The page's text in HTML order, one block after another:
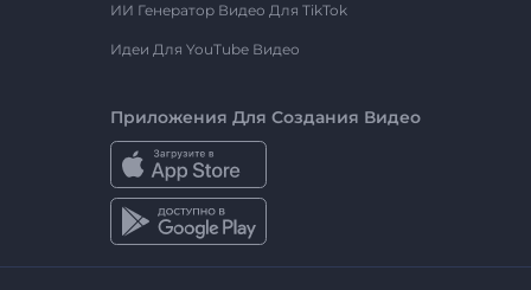
ИИ Генератор Видео Для TikTok
Идеи Для YouTube Видео
Приложения Для Создания Видео